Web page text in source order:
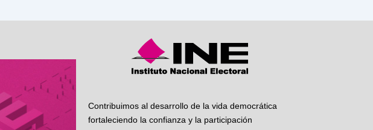
Contribuimos al desarrollo de la vida democrática
fortaleciendo la confianza y la participación